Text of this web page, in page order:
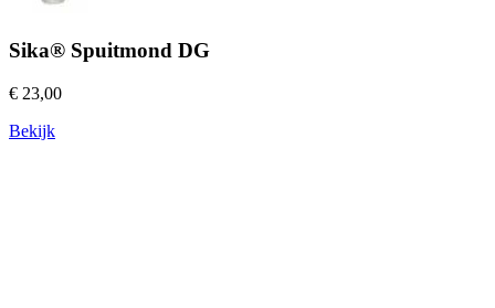
Sika® Spuitmond DG
€ 23,00
Bekijk